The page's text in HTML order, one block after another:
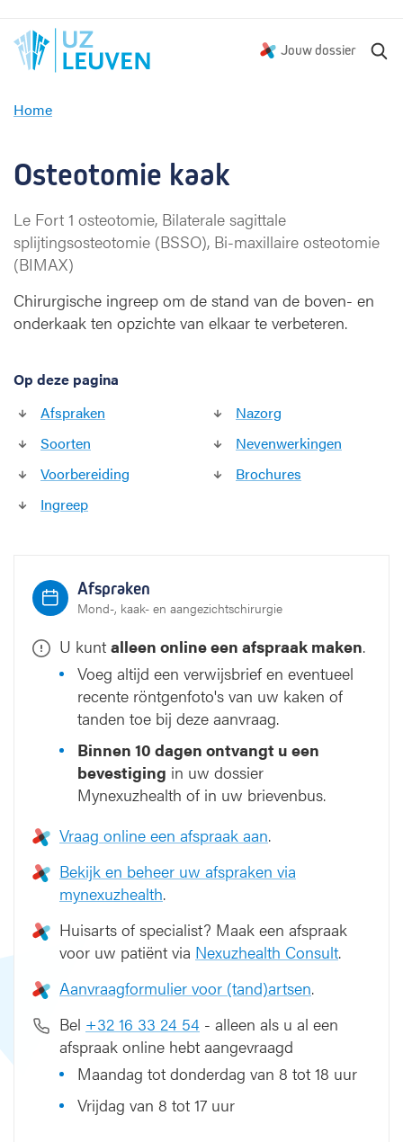
Jouw dossier
Home
e
t
o
m
e
k
k
Osteotomie kaak
Le Fort 1 osteotomie, Bilaterale sagittale
splijtingsosteotomie (BSSO), Bi-maxillaire osteotomie
(BIMAX)
Chirurgische ingreep om de stand van de boven- en
onderkaak ten opzichte van elkaar te verbeteren.
Op deze pagina
Afspraken
Soorten
Voorbereiding
Ingreep
Nazorg
Nevenwerkingen
Brochures
Afspraken
Mond-, kaak- en aangezichtschirurgie
U kunt alleen online een afspraak maken.
Voeg altijd een verwijsbrief en eventueel
recente röntgenfoto's van uw kaken of
tanden toe bij deze aanvraag.
Binnen 10 dagen ontvangt u een
bevestiging in uw dossier
Mynexuzhealth of in uw brievenbus.
Vraag online een afspraak aan.
Bekijk en beheer uw afspraken via
mynexuzhealth.
Huisarts of specialist? Maak een afspraak
voor uw patiënt via Nexuzhealth Consult.
Aanvraagformulier voor (tand)artsen.
Bel +32 16 33 24 54 - alleen als u al een
afspraak online hebt aangevraagd
Maandag tot donderdag van 8 tot 18 uur
Vrijdag van 8 tot 17 uur